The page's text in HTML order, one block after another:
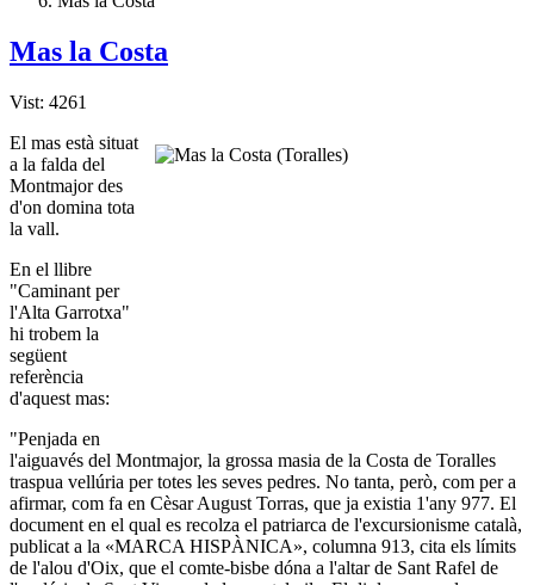
Mas la Costa
Vist: 4261
El mas està situat
a la falda del
Montmajor des
d'on domina tota
la vall.
En el llibre
"Caminant per
l'Alta Garrotxa"
hi trobem la
següent
referència
d'aquest mas:
"Penjada en
l'aiguavés del Montmajor, la grossa masia de la Costa de Toralles
traspua vellúria per totes les seves pedres. No tanta, però, com per a
afirmar, com fa en Cèsar August Torras, que ja existia 1'any 977. El
document en el qual es recolza el patriarca de l'excursionisme català,
publicat a la «MARCA HISPÀNICA», columna 913, cita els lí­mits
de l'alou d'Oix, que el comte-bisbe dóna a l'altar de Sant Rafel de